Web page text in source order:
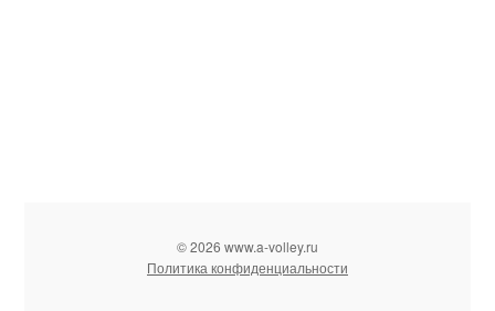
© 2026 www.a-volley.ru
Политика конфиденциальности